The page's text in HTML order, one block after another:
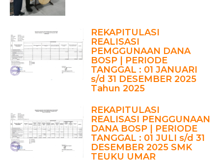
REKAPITULASI
REALISASI
PEMGGUNAAN DANA
BOSP | PERIODE
TANGGAL : 01 JANUARI
s/d 31 DESEMBER 2025
Tahun 2025
REKAPITULASI
REALISASI PENGGUNAAN
DANA BOSP | PERIODE
TANGGAL : 01 JULI s/d 31
DESEMBER 2025 SMK
TEUKU UMAR